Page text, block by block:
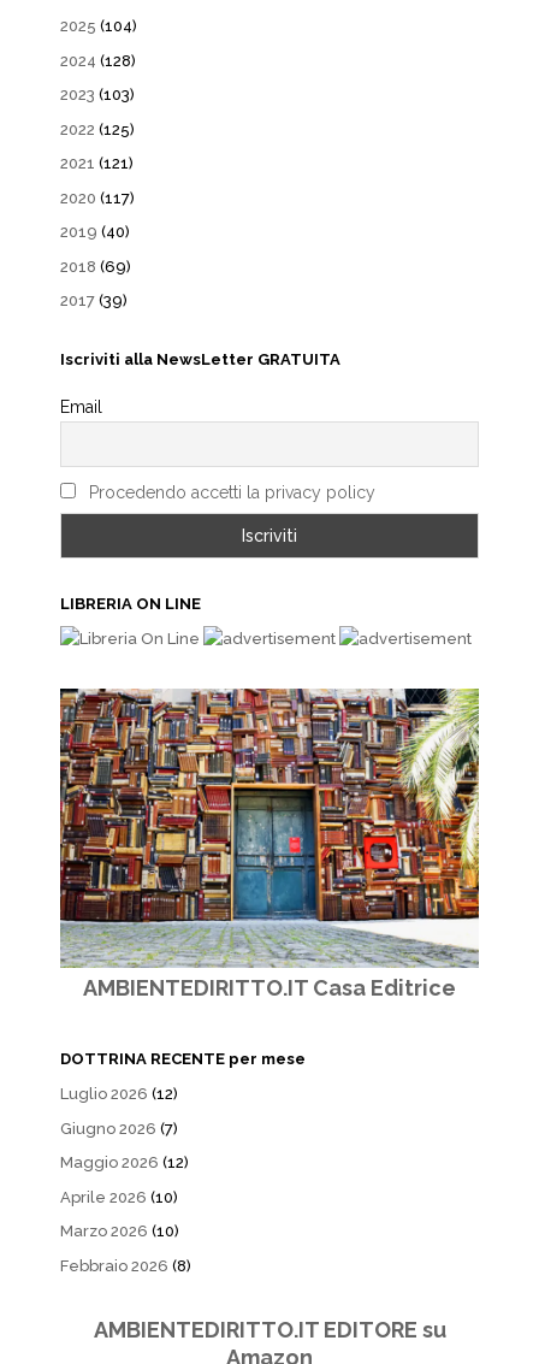
2025 (104)
2024 (128)
2023 (103)
2022 (125)
2021 (121)
2020 (117)
2019 (40)
2018 (69)
2017 (39)
Iscriviti alla NewsLetter GRATUITA
Email
Procedendo accetti la privacy policy
LIBRERIA ON LINE
AMBIENTEDIRITTO.IT Casa Editrice
DOTTRINA RECENTE per mese
Luglio 2026 (12)
Giugno 2026 (7)
Maggio 2026 (12)
Aprile 2026 (10)
Marzo 2026 (10)
Febbraio 2026 (8)
AMBIENTEDIRITTO.IT EDITORE su
Amazon